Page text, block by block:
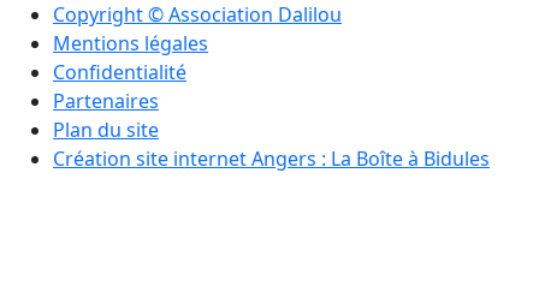
Copyright © Association Dalilou
Mentions légales
Confidentialité
Partenaires
Plan du site
Création site internet Angers : La Boîte à Bidules